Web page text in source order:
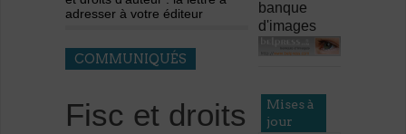
adresser à votre éditeur
COMMUNIQUÉS
Fisc et droits
banque
d'images
Mises à
jour